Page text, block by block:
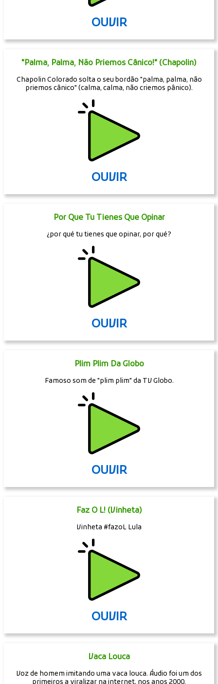
OUVIR
"Palma, Palma, Não Priemos Cânico!" (Chapolin)
Chapolin Colorado solta o seu bordão "palma, palma, não
priemos cânico" (calma, calma, não criemos pânico).
OUVIR
Por Que Tu Tienes Que Opinar
¿por qué tu tienes que opinar, por qué?
OUVIR
Plim Plim Da Globo
Famoso som de "plim plim" da TV Globo.
OUVIR
Faz O L! (Vinheta)
Vinheta #fazoL Lula
OUVIR
Vaca Louca
Voz de homem imitando uma vaca louca. Áudio foi um dos
primeiros a viralizar na internet, nos anos 2000.